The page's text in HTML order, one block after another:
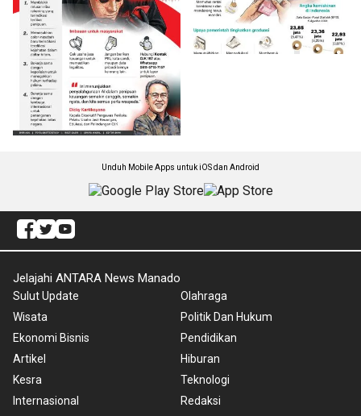
Unduh Mobile Apps untuk iOS dan Android
Jelajahi ANTARA News Manado
Sulut Update
Wisata
Ekonomi Bisnis
Artikel
Kesra
Internasional
Olahraga
Politik Dan Hukum
Pendidikan
Hiburan
Teknologi
Redaksi